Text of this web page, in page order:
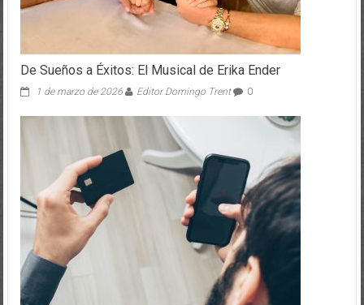
De Sueños a Éxitos: El Musical de Erika Ender
1 de marzo de 2026 Editor Domingo Trent 0